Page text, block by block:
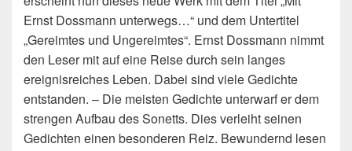
Ernst Dossmann unterwegs…“ und dem Untertitel
„Gereimtes und Ungereimtes“. Ernst Dossmann nimmt
den Leser mit auf eine Reise durch sein langes
ereignisreiches Leben. Dabei sind viele Gedichte
entstanden. – Die meisten Gedichte unterwarf er dem
strengen Aufbau des Sonetts. Dies verleiht seinen
Gedichten einen besonderen Reiz. Bewundernd lesen